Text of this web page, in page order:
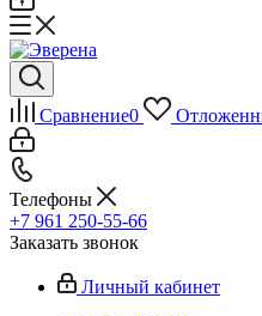
Сравнение0
Телефоны
+7 961 250-55-66
Заказать звонок
Личный кабинет